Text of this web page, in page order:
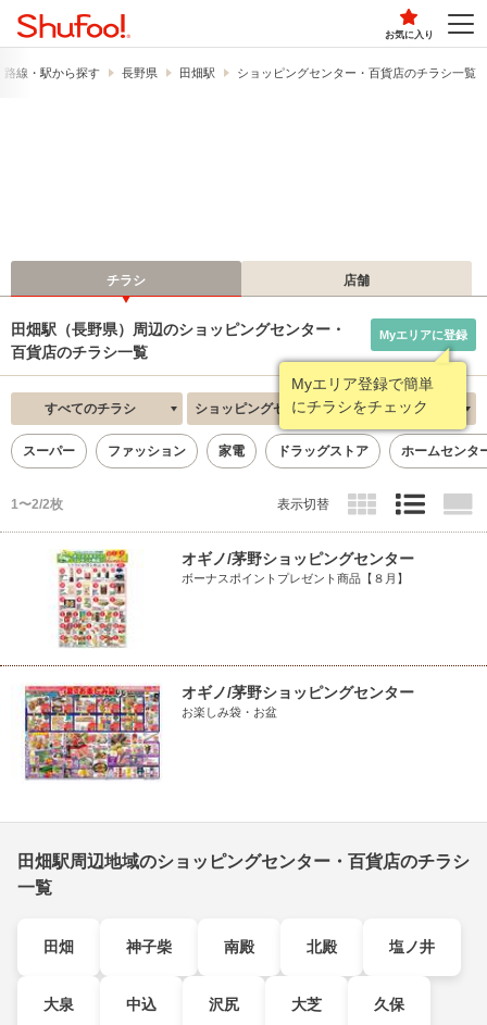
お気に入り
路線・駅から探す 長野県 田畑駅 ショッピングセンター・百貨店のチラシ一覧
チラシ 店舗
田畑駅（長野県）周辺のショッピングセンター・
百貨店のチラシ一覧
Myエリア登録で簡単
にチラシをチェック
Myエリアに登録
すべてのチラシ ショッピングセンター・百貨店 新着順
スーパー ファッション 家電 ドラッグストア ホームセンタ
1〜2/2枚 表示切替
オギノ/茅野ショッピングセンター
ボーナスポイントプレゼント商品【８月】
オギノ/茅野ショッピングセンター
お楽しみ袋・お盆
田畑駅周辺地域のショッピングセンター・百貨店のチラシ
一覧
田畑 神子柴 南殿 北殿 塩ノ井
大泉 中込 沢尻 大芝 久保